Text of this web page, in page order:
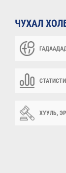
ЧУХАЛ
ХУУЛЬ,